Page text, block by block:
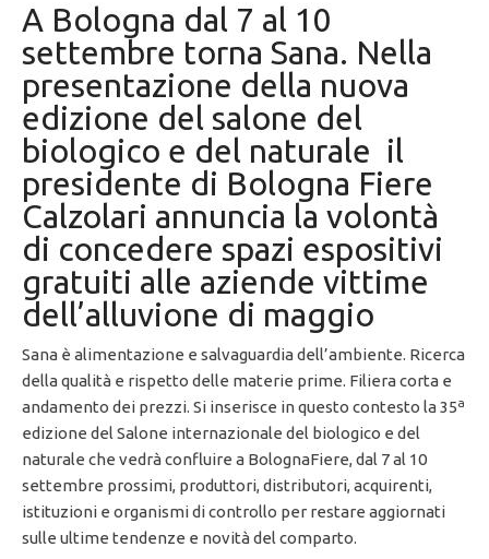
A Bologna dal 7 al 10
settembre torna Sana. Nella
presentazione della nuova
edizione del salone del
biologico e del naturale il
presidente di Bologna Fiere
Calzolari annuncia la volontà
di concedere spazi espositivi
gratuiti alle aziende vittime
dell’alluvione di maggio
Sana è alimentazione e salvaguardia dell’ambiente. Ricerca
della qualità e rispetto delle materie prime. Filiera corta e
andamento dei prezzi. Si inserisce in questo contesto la 35a
edizione del Salone internazionale del biologico e del
naturale che vedrà confluire a BolognaFiere, dal 7 al 10
settembre prossimi, produttori, distributori, acquirenti,
istituzioni e organismi di controllo per restare aggiornati
sulle ultime tendenze e novità del comparto.